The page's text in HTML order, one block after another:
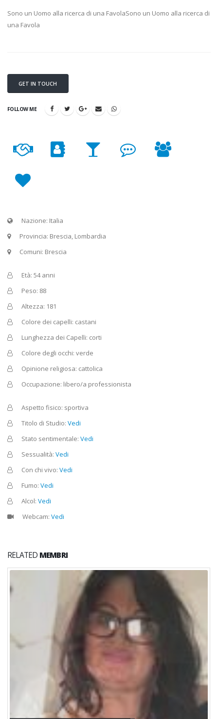
Sono un Uomo alla ricerca di una FavolaSono un Uomo alla ricerca di
una Favola
GET IN TOUCH
FOLLOW ME
Nazione: Italia
Provincia: Brescia, Lombardia
Comuni: Brescia
Età: 54 anni
Peso: 88
Altezza: 181
Colore dei capelli: castani
Lunghezza dei Capelli: corti
Colore degli occhi: verde
Opinione religiosa: cattolica
Occupazione: libero/a professionista
Aspetto fisico: sportiva
Titolo di Studio: Vedi
Stato sentimentale: Vedi
Sessualità: Vedi
Con chi vivo: Vedi
Fumo: Vedi
Alcol: Vedi
Webcam: Vedi
RELATED MEMBRI